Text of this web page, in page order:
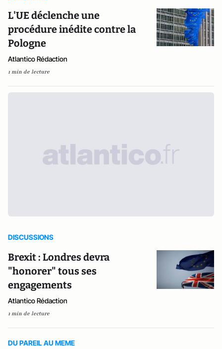
L'UE déclenche une
procédure inédite contre la
Pologne
Atlantico Rédaction
1 min de lecture
DISCUSSIONS
Brexit : Londres devra
"honorer" tous ses
engagements
Atlantico Rédaction
1 min de lecture
DU PAREIL AU MEME